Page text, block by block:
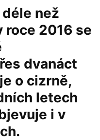
než
roce 2016 se
dvanáct
o cizrně,
letech
i v